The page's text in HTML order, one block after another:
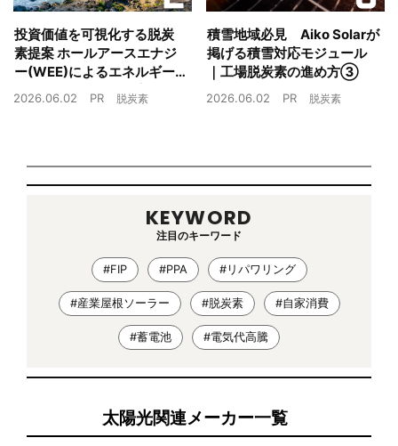
投資価値を可視化する脱炭
素提案 ホールアースエナジ
ー(WEE)によるエネルギー
戦略とは｜工場脱炭素の進
2026.06.02 PR 脱炭素
積雪地域必見 Aiko Solarが
掲げる積雪対応モジュール
｜工場脱炭素の進め方③
2026.06.02 PR 脱炭素
KEYWORD
注目のキーワード
#FIP #PPA #リパワリング
#産業屋根ソーラー #脱炭素 #自家消費
#蓄電池 #電気代高騰
太陽光関連メーカー一覧